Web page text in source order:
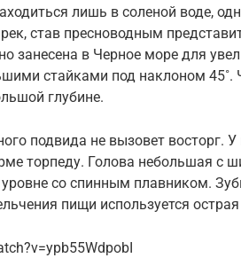
лишь в соленой воде,
став пресноводным
занесена в Черное море для
стайками под наклоном 45˚.
глубине.
подвида не вызовет восторг.
торпеду. Голова небольшая с
со спинным плавником.
пищи используется